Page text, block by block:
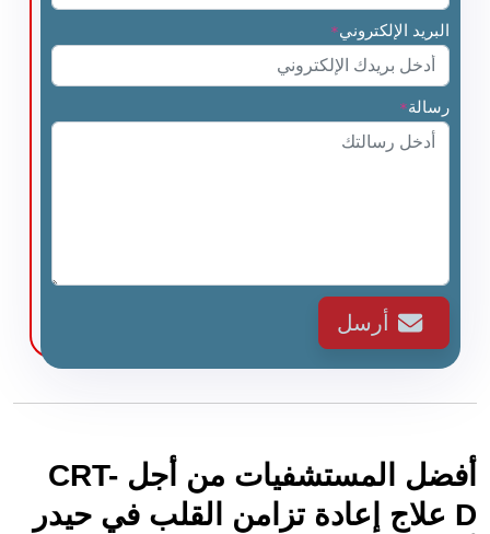
البريد الإلكتروني*
رسالة*
أرسل
أفضل المستشفيات من أجل CRT-
D علاج إعادة تزامن القلب في حيدر